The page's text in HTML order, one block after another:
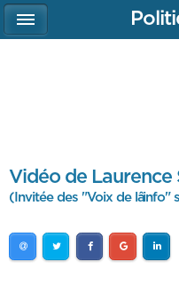
Vidéo de Laurence
(Invitée des "Voix de